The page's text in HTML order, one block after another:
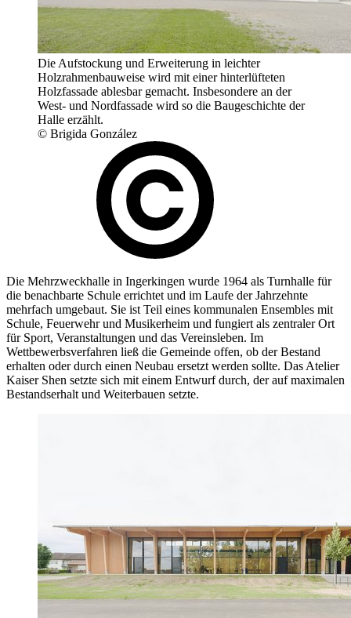
Die Aufstockung und Erweiterung in leichter
Holzrahmenbauweise wird mit einer hinterlüfteten
Holzfassade ablesbar gemacht. Insbesondere an der
West- und Nordfassade wird so die Baugeschichte der
Halle erzählt.
© Brigida González
Die Mehrzweckhalle in Ingerkingen wurde 1964 als Turnhalle für
die benachbarte Schule errichtet und im Laufe der Jahrzehnte
mehrfach umgebaut. Sie ist Teil eines kommunalen Ensembles mit
Schule, Feuerwehr und Musikerheim und fungiert als zentraler Ort
für Sport, Veranstaltungen und das Vereinsleben. Im
Wettbewerbsverfahren ließ die Gemeinde offen, ob der Bestand
erhalten oder durch einen Neubau ersetzt werden sollte. Das Atelier
Kaiser Shen setzte sich mit einem Entwurf durch, der auf maximalen
Bestandserhalt und Weiterbauen setzte.